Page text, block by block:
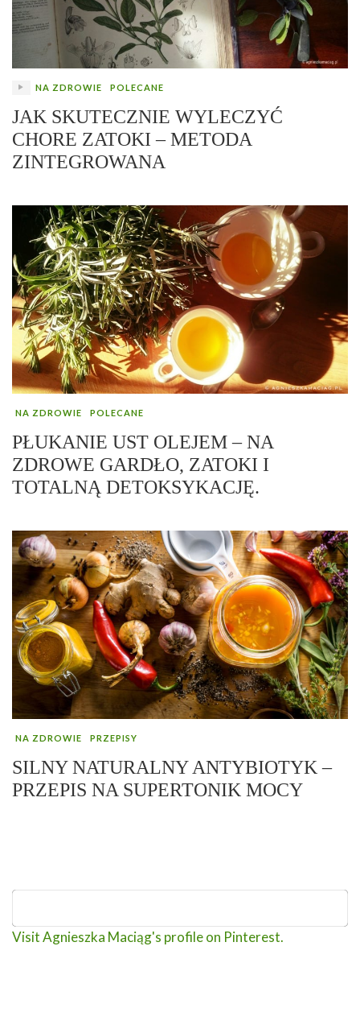
NA ZDROWIE POLECANE
JAK SKUTECZNIE WYLECZYĆ
CHORE ZATOKI – METODA
ZINTEGROWANA
NA ZDROWIE POLECANE
PŁUKANIE UST OLEJEM – NA
ZDROWE GARDŁO, ZATOKI I
TOTALNĄ DETOKSYKACJĘ.
NA ZDROWIE PRZEPISY
SILNY NATURALNY ANTYBIOTYK –
PRZEPIS NA SUPERTONIK MOCY
Visit Agnieszka Maciąg's profile on Pinterest.